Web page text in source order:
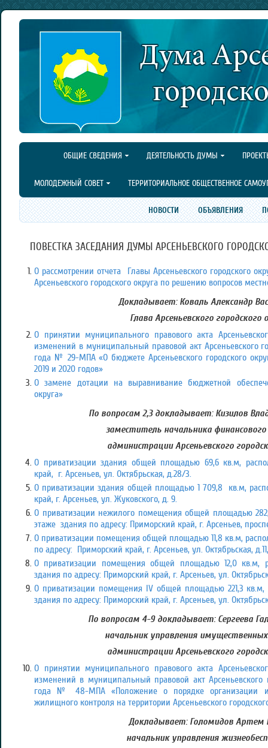
ОБЩИЕ СВЕДЕНИЯ ДЕЯТЕЛЬНОСТЬ ДУМЫ
МОЛОДЕЖНЫЙ СОВЕТ ТЕРРИТОРИАЛЬНОЕ ОБЩЕСТВЕННОЕ
НОВОСТИ ОБЪЯВЛЕНИЯ
ПОВЕСТКА ЗАСЕДАНИЯ ДУМЫ АРСЕНЬЕВСКОГО
О рассмотрении отчета Главы Арсеньевского городского
Арсеньевского городского округа по решению вопросов
Докладывает: Коваль Александр
Глава Арсеньевского городского
О принятии муниципального правового акта
изменений в муниципальный правовой акт Арсеньевского
года № 29-МПА «О бюджете Арсеньевского городского
2019 и 2020 годов»
О замене дотации на выравнивание бюджетной
округа»
По вопросам 2,3 докладывает: Кизилов
заместитель начальника финансового
администрации Арсеньевского
О приватизации здания общей площадью 69,6 кв.м,
край, г. Арсеньев, ул. Октябрьская, д.28/3.
О приватизации здания общей площадью 1 709,8 кв.м,
край, г. Арсеньев, ул. Жуковского, д. 9.
О приватизации нежилого помещения общей площадью
этаже здания по адресу: Приморский край, г. Арсеньев,
О приватизации помещения общей площадью 11,8 кв.м,
по адресу: Приморский край, г. Арсеньев, ул. Октябрьская,
О приватизации помещения общей площадью 12,0 кв.м,
здания по адресу: Приморский край, г. Арсеньев, ул.
О приватизации помещения IV общей площадью 221,3
здания по адресу: Приморский край, г. Арсеньев, ул.
По вопросам 4-9 докладывает: Сергеева
начальник управления
администрации Арсеньевского
О принятии муниципального правового акта
изменений в муниципальный правовой акт Арсеньевского
года № 48-МПА «Положение о порядке организации и
жилищного контроля на территории Арсеньевского
Докладывает: Голомидов Артем
начальник управления